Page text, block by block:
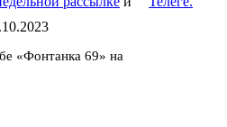
«Фонтанка 69» на